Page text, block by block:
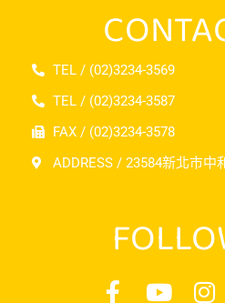
TEL / (02)3234-3569
TEL / (02)3234-3587
FAX / (02)3234-3578
ADDRESS / 23584新北市中